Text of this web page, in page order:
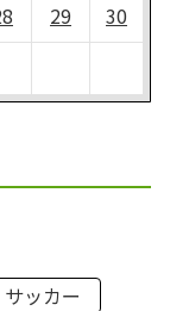
29
30
サッカー